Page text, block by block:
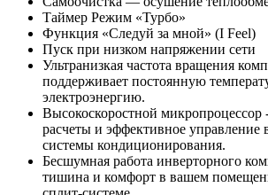
Таймер Режим «Турбо»
Функция «Следуй за мной» (I Feel)
Пуск при низком напряжении сети
Ультранизкая частота вращения
поддерживает постоянную
электроэнергию.
Высокоскоростной микропроцессор
расчеты и эффективное управление
системы кондиционирования.
Бесшумная работа инверторного
тишина и комфорт в вашем